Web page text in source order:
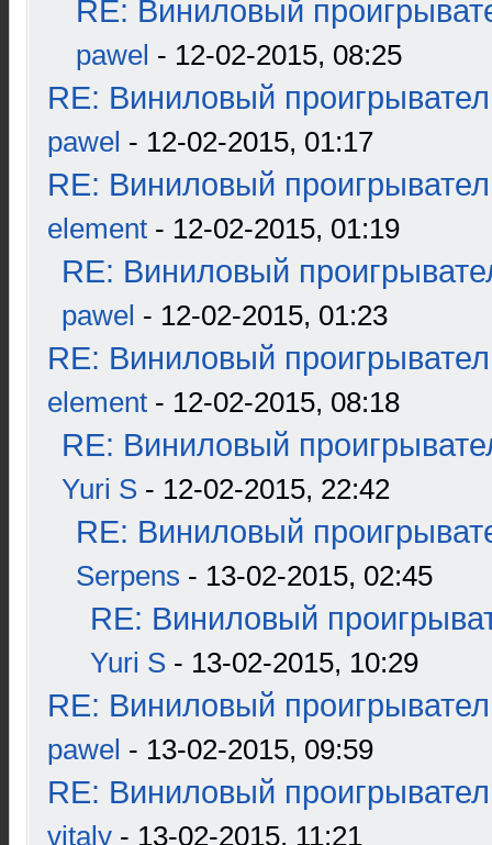
RE: Виниловый
pawel - 12-02-2015, 08:25
RE: Виниловый
pawel - 12-02-2015, 01:17
RE: Виниловый
element - 12-02-2015, 01:19
RE: Виниловый
pawel - 12-02-2015, 01:23
RE: Виниловый
element - 12-02-2015, 08:18
RE: Виниловый
Yuri S - 12-02-2015, 22:42
RE: Виниловый
Serpens - 13-02-2015, 02:45
RE: Виниловый
Yuri S - 13-02-2015, 10:29
RE: Виниловый
pawel - 13-02-2015, 09:59
RE: Виниловый
vitaly - 13-02-2015, 11:21